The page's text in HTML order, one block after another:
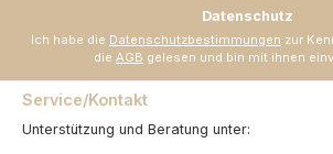
Datenschutz
Ich habe die Datenschutzbestimmungen zur
die AGB gelesen und bin mit ihnen
Service/Kontakt
Unterstützung und Beratung unter: